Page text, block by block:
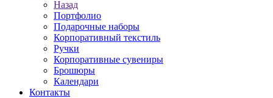
Назад
Портфолио
Подарочные наборы
Корпоративный текстиль
Ручки
Корпоративные сувениры
Брошюры
Календари
Контакты